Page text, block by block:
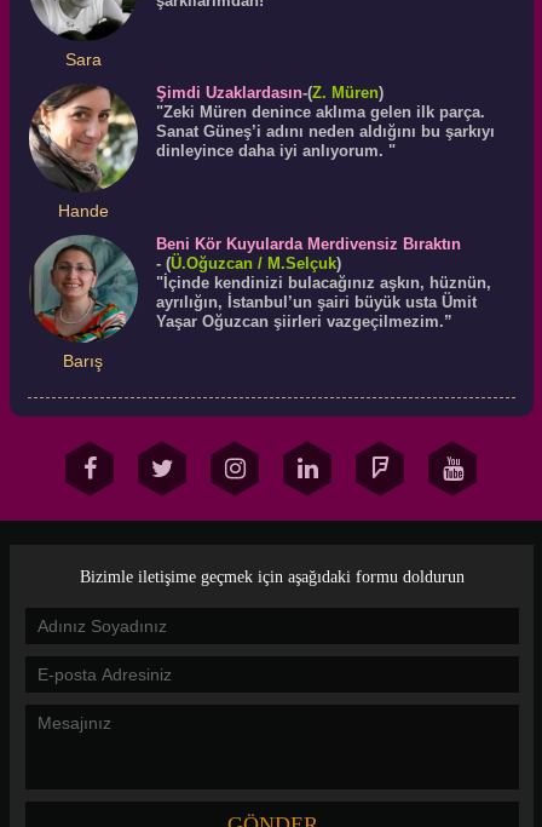
Sara
Hande
Şimdi Uzaklardasın-(Z. Müren)
"Zeki Müren denince aklıma gelen ilk parça.
Sanat Güneş’i adını neden aldığını bu şarkıyı
dinleyince daha iyi anlıyorum. "
Barış
Beni Kör Kuyularda Merdivensiz Bıraktın
- (Ü.Oğuzcan/ M.Selçuk)
"İçinde kendinizi bulacağınız aşkın, hüznün,
ayrılığın, İstanbul’un şairi büyük usta Ümit
Yaşar Oğuzcan şiirleri vazgeçilmezim.”
Bizimle iletişime geçmek için aşağıdaki formu doldurun